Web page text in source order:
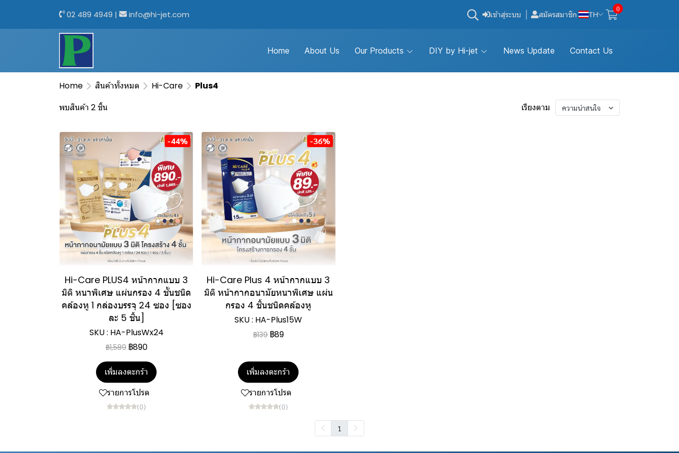
02 489 4949 | info@hi-jet.com เข้าสู่ระบบ สมัครสมาชิก TH
0
Home About Us Our Products DIY by Hi-jet News Update Contact Us
Home สินค้าทั้งหมด Hi-Care
Plus4
พบสินค้า 2 ชิ้น
เรียงตาม ความน่าสนใจ
-44%
Hi-Care PLUS4 หน้ากากแบบ 3
มิติ หนาพิเศษ แผ่นกรอง 4 ชั้นชนิด
คล้องหู 1 กล่องบรรจุ 24 ซอง [ซอง
ละ 5 ชิ้น]
SKU : HA-PlusWx24
฿1,589 ฿890
เพิ่มลงตะกร้า
รายการโปรด
(0)
-36%
Hi-Care Plus 4 หน้ากากแบบ 3
มิติ หน้ากากอนามัยหนาพิเศษ แผ่น
กรอง 4 ชิ้นชนิดคล้องหู
SKU : HA-Plus15W
฿139 ฿89
เพิ่มลงตะกร้า
รายการโปรด
(0)
1